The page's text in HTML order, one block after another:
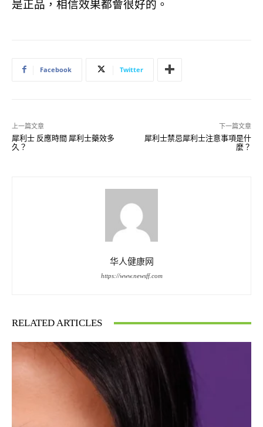
是正品，相信效果都會很好的。
Facebook Twitter
上一篇文章
犀利士 反應時間 犀利士藥效多
久？
下一篇文章
犀利士禁忌犀利士注意事項是什
麼？
华人健康网
https://www.newsff.com
RELATED ARTICLES